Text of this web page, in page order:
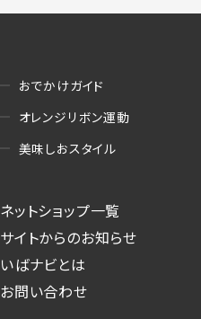
おでかけガイド
オレンジリボン運動
美味しおスタイル
ネットショップ一覧
サイトからのお知らせ
いばナビとは
お問い合わせ